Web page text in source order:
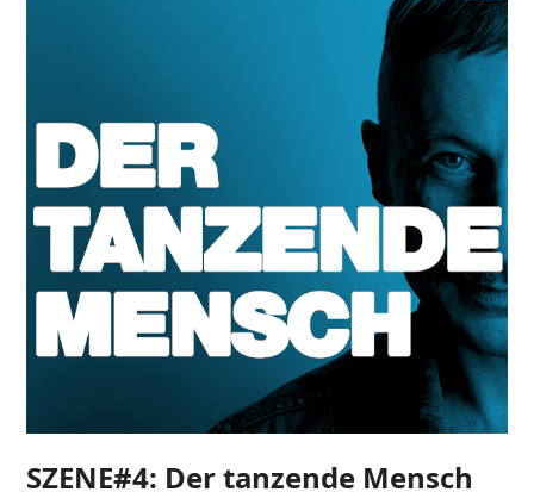
SZENE#4: Der tanzende Mensch